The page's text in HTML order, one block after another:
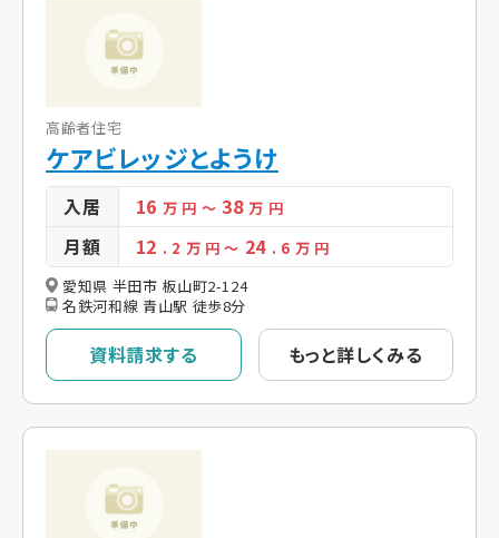
高齢者住宅
ケアビレッジとようけ
入居 16万 円 ～ 38万 円
月額 12 . 2 万 円～ 24 . 6 万 円
愛知県 半田市 板山町2-124
名鉄河和線 青山駅 徒歩8分
資料請求する もっと詳しくみる